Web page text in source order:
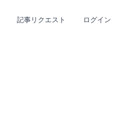
記事リクエスト ログイン